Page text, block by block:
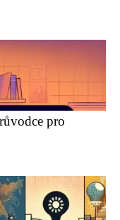
pro